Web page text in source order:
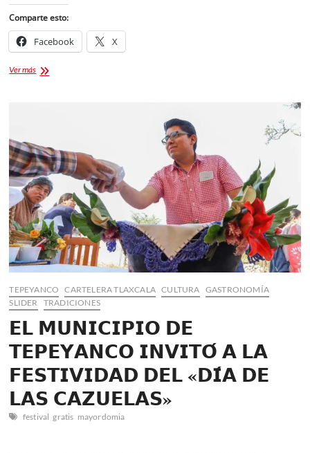
Comparte esto:
Facebook X
Ver másTlaxcala
revolucionar
el
transporte
público
TEPEYANCO CARTELERA TLAXCALA CULTURA GASTRONOMÍA
SLIDER
TRADICIONES
𝗘𝗟 𝗠𝗨𝗡𝗜𝗖𝗜𝗣𝗜𝗢 𝗗𝗘
𝗧𝗘𝗣𝗘𝗬𝗔𝗡𝗖𝗢 𝗜𝗡𝗩𝗜𝗧𝗢́ 𝗔 𝗟𝗔
𝗙𝗘𝗦𝗧𝗜𝗩𝗜𝗗𝗔𝗗 𝗗𝗘𝗟 «𝗗𝗜́𝗔 𝗗𝗘
𝗟𝗔𝗦 𝗖𝗔𝗭𝗨𝗘𝗟𝗔𝗦»
festival gratis mayordomia